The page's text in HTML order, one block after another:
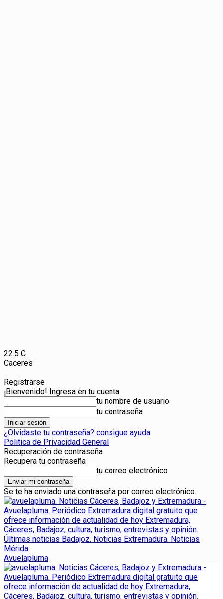
22.5 C
Caceres
Registrarse
¡Bienvenido! Ingresa en tu cuenta
tu nombre de usuario
tu contraseña
¿Olvidaste tu contraseña? consigue ayuda
Politica de Privacidad General
Recuperación de contraseña
Recupera tu contraseña
tu correo electrónico
Se te ha enviado una contraseña por correo electrónico.
Avuelapluma